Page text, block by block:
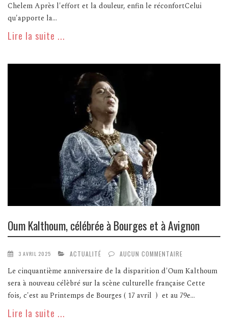
Chelem Après l'effort et la douleur, enfin le réconfortCelui
qu'apporte la...
Lire la suite ...
Oum Kalthoum, célébrée à Bourges et à Avignon
3 AVRIL 2025 ACTUALITÉ AUCUN COMMENTAIRE
Le cinquantième anniversaire de la disparition d'Oum Kalthoum
sera à nouveau célèbré sur la scène culturelle française Cette
fois, c'est au Printemps de Bourges ( 17 avril ) et au 79e...
Lire la suite ...